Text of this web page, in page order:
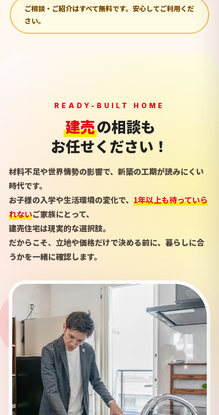
ご相談・ご紹介はすべて無料です。安心してご利用くだ
さい。
READY-BUILT HOME
建売の相談も
お任せください！
材料不足や世界情勢の影響で、新築の工期が読みにくい
時代です。
お子様の入学や生活環境の変化で、 1年以上も待っていら
れないご家族にとって、
建売住宅は現実的な選択肢。
だからこそ、立地や価格だけで決める前に、暮らしに合
うかを一緒に確認します。